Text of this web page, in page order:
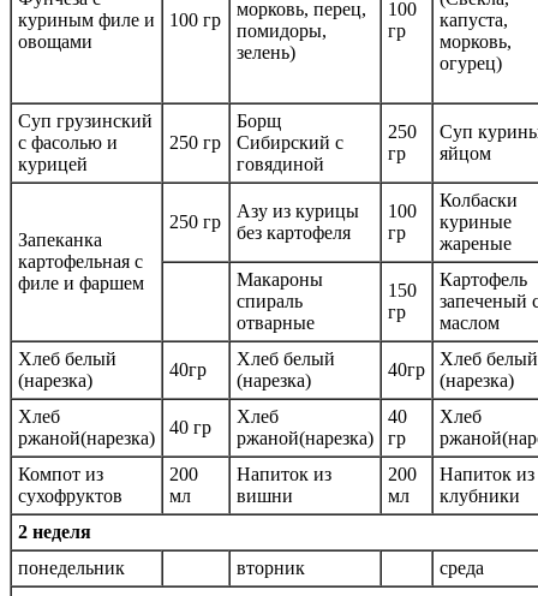
куриным филе и
овощами
100 гр
морковь, перец,
помидоры,
зелень)
100
гр
капуста,
морковь,
огурец)
Суп грузинский
с фасолью и
курицей
250 гр
Борщ
Сибирский с
говядиной
250
гр
Суп
яйцом
Запеканка
картофельная с
филе и фаршем
250 гр
Азу из курицы
без картофеля
100
гр
Колбаски
куриные
жареные
Макароны
спираль
отварные
150
гр
Картофель
запеченый
маслом
Хлеб белый
(нарезка)
40гр
Хлеб белый
(нарезка)
40гр
Хлеб белый
(нарезка)
Хлеб
ржаной(нарезка)
40 гр
Хлеб
ржаной(нарезка)
40
гр
Хлеб
Компот из
сухофруктов
200
мл
Напиток из
вишни
200
мл
Напиток из
клубники
2 неделя
понедельник
вторник
среда